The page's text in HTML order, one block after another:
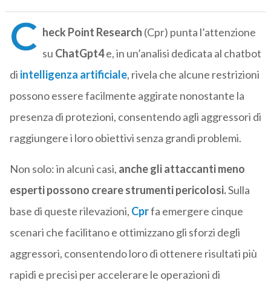
C heck Point Research (Cpr) punta l’attenzione
su ChatGpt4e, in un’analisi dedicata al chatbot
di intelligenza artificiale, rivela che alcune restrizioni
possono essere facilmente aggirate nonostante la
presenza di protezioni, consentendo agli aggressori di
raggiungere i loro obiettivi senza grandi problemi.
Non solo: in alcuni casi, anche gli attaccanti meno
esperti possono creare strumenti pericolosi.Sulla
base di queste rilevazioni, Cprfa emergere cinque
scenari che facilitano e ottimizzano gli sforzi degli
aggressori, consentendo loro di ottenere risultati più
rapidi e precisi per accelerare le operazioni di